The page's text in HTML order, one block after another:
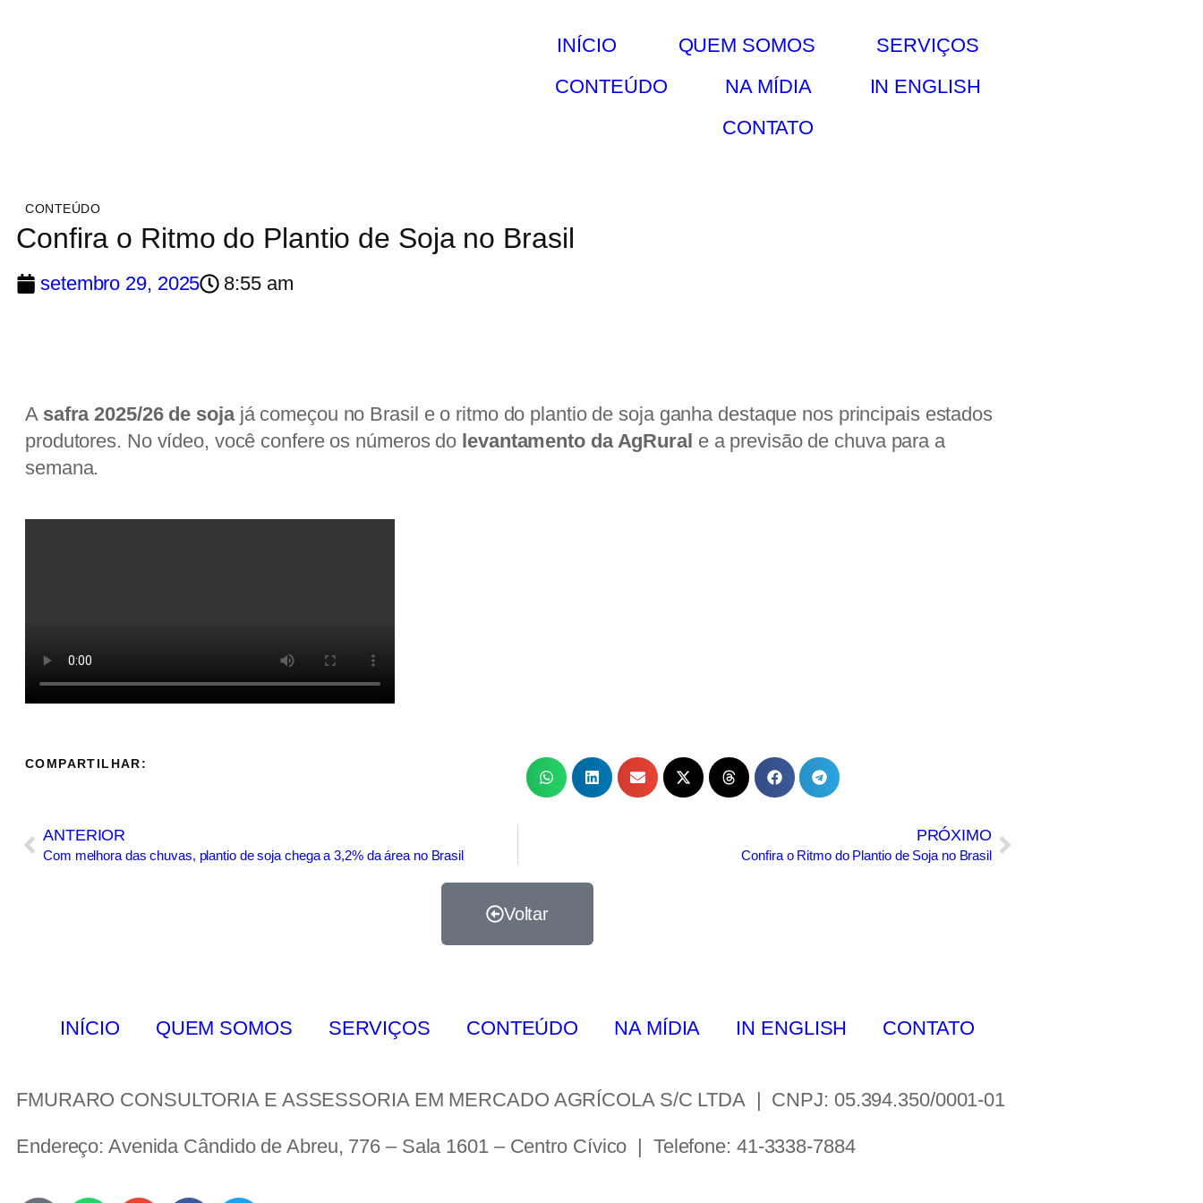
INÍCIO QUEM SOMOS
SERVIÇOS
CONTEÚDO
NA MÍDIA
IN ENGLISH
CONTATO
CONTEÚDO
Confira o Ritmo do Plantio de Soja no Brasil
setembro 29, 2025 8:55 am
A safra 2025/26 de sojajá começou no Brasil e o ritmo do plantio de soja ganha destaque nos principais estados
produtores. No vídeo, você confere os números do levantamento da AgRural e a previsão de chuva para a
semana.
COMPARTILHAR:
ANTERIOR
Com melhora das chuvas, plantio de soja chega a 3,2% da área no Brasil
PRÓXIMO
Confira o Ritmo do Plantio de Soja no Brasil
Voltar
INÍCIO QUEM SOMOS SERVIÇOS CONTEÚDO NA MÍDIA IN ENGLISH CONTATO
FMURARO CONSULTORIA E ASSESSORIA EM MERCADO AGRÍCOLA S/C LTDA | CNPJ: 05.394.350/0001-01
Endereço: Avenida Cândido de Abreu, 776 – Sala 1601 – Centro Cívico | Telefone: 41-3338-7884